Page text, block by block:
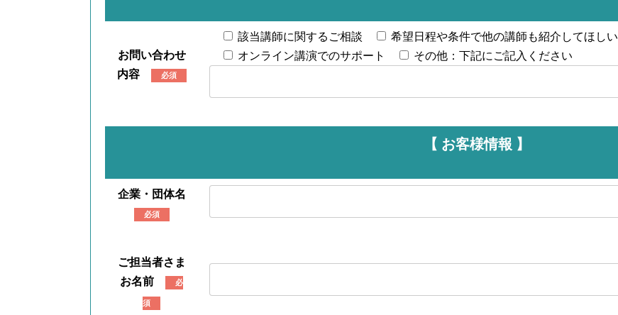
お問い合わせ
内容
必須
該当講師に関するご相談 希望日程や条件で他の講師も紹介してほしい
オンライン講演でのサポート
その他：下記にご記入ください
【 お客様情報 】
企業・団体名
必須
ご担当者さま
お名前
必
須